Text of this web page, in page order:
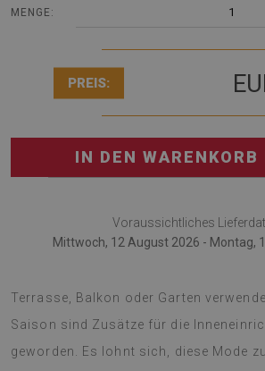
MENGE: 1
PREIS:
IN DEN WARENKORB
Voraussichtliches
Mittwoch, 12 August 2026 - Montag,
Terrasse, Balkon oder Garten
Saison sind Zusätze für die
geworden. Es lohnt sich, diese Mode